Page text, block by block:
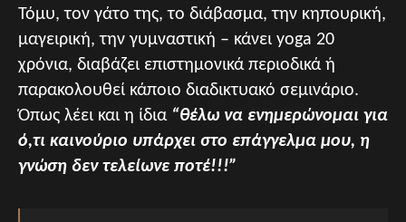
Τόμυ, τον γάτο της, το διάβασμα, την κηπουρική,
μαγειρική, την γυμναστική – κάνει yoga 20
χρόνια, διαβάζει επιστημονικά περιοδικά ή
παρακολουθεί κάποιο διαδικτυακό σεμινάριο.
Όπως λέει και η ίδια “θέλω να ενημερώνομαι για
ό,τι καινούριο υπάρχει στο επάγγελμα μου, η
γνώση δεν τελείωνε ποτέ!!!”